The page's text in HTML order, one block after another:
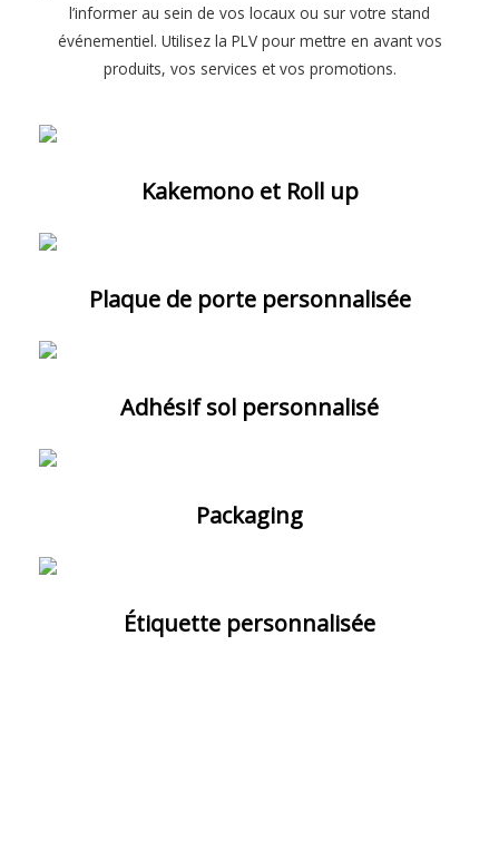
l’informer au sein de vos locaux ou sur votre stand
événementiel. Utilisez la PLV pour mettre en avant vos
produits, vos services et vos promotions.
Kakemono et Roll up
Plaque de porte personnalisée
Adhésif sol personnalisé
Packaging
Étiquette personnalisée